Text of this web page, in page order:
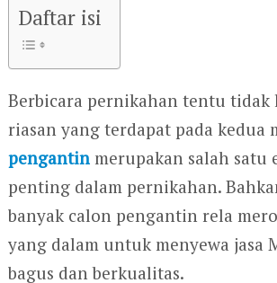
Daftar isi
Berbicara pernikahan tentu tidak
riasan yang terdapat pada kedua
pengantinmerupakan salah satu
penting dalam pernikahan.
banyak calon pengantin rela
yang dalam untuk menyewa jasa
bagus dan berkualitas.